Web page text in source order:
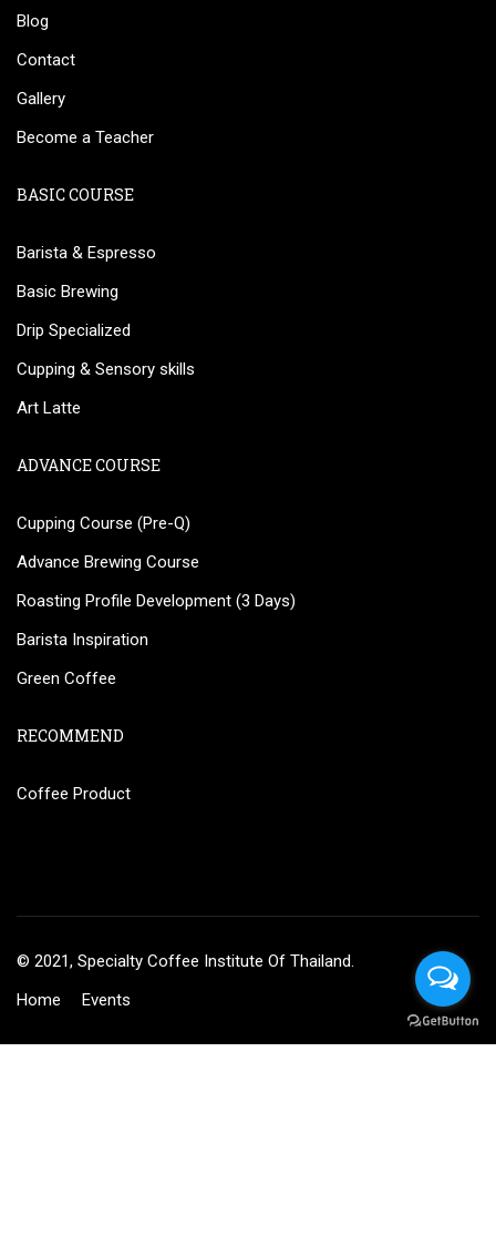
Blog
Contact
Gallery
Become a Teacher
BASIC COURSE
Barista & Espresso
Basic Brewing
Drip Specialized
Cupping & Sensory skills
Art Latte
ADVANCE COURSE
Cupping Course (Pre-Q)
Advance Brewing Course
Roasting Profile Development (3 Days)
Barista Inspiration
Green Coffee
RECOMMEND
Coffee Product
© 2021, Specialty Coffee Institute Of Thailand.
Home
Events